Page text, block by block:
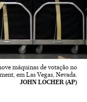
máquinas de votação no
em Las Vegas, Nevada.
JOHN LOCHER (AP)